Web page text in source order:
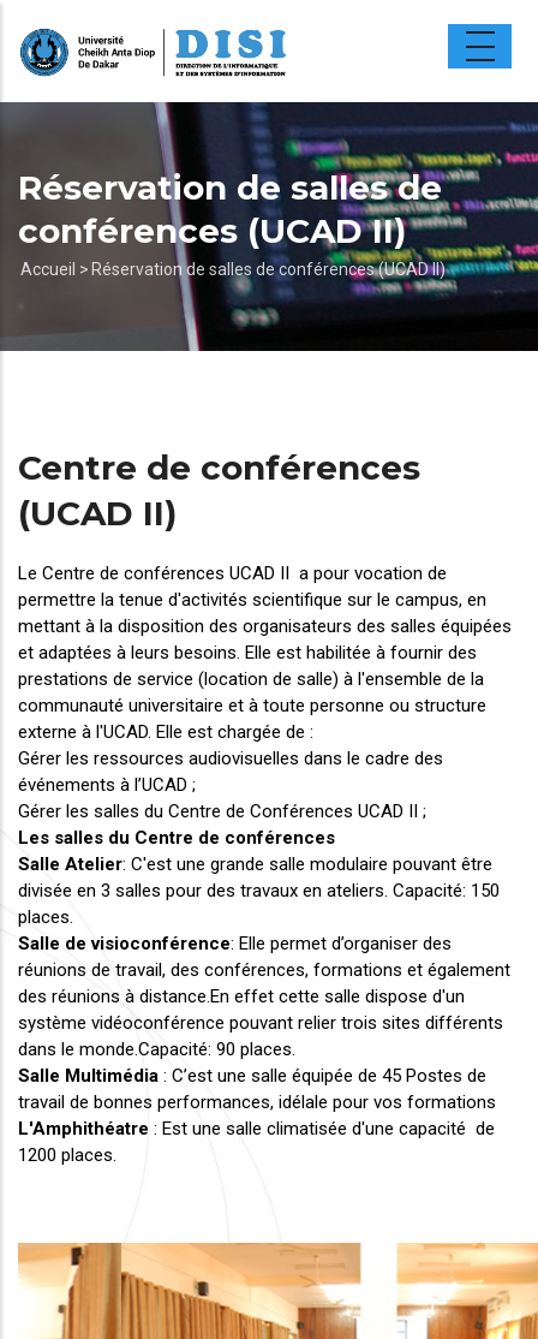
contenu
principal
Réservation de salles de
conférences (UCAD II)
Fil
Accueil > Réservation de salles de conférences (UCAD II)
Centre de conférences
(UCAD II)
Le Centre de conférences UCAD II a pour vocation de
permettre la tenue d'activités scientifique sur le campus, en
mettant à la disposition des organisateurs des salles équipées
et adaptées à leurs besoins. Elle est habilitée à fournir des
prestations de service (location de salle) à l'ensemble de la
communauté universitaire et à toute personne ou structure
externe à l'UCAD. Elle est chargée de :
Gérer les ressources audiovisuelles dans le cadre des
événements à l’UCAD ;
Gérer les salles du Centre de Conférences UCAD II ;
Les salles du Centre de conférences
Salle Atelier: C'est une grande salle modulaire pouvant être
divisée en 3 salles pour des travaux en ateliers. Capacité: 150
places.
Salle de visioconférence: Elle permet d’organiser des
réunions de travail, des conférences, formations et également
des réunions à distance.En effet cette salle dispose d'un
système vidéoconférence pouvant relier trois sites différents
dans le monde.Capacité: 90 places.
Salle Multimédia : C’est une salle équipée de 45 Postes de
travail de bonnes performances, idélale pour vos formations
L'Amphithéatre : Est une salle climatisée d'une capacité de
1200 places.